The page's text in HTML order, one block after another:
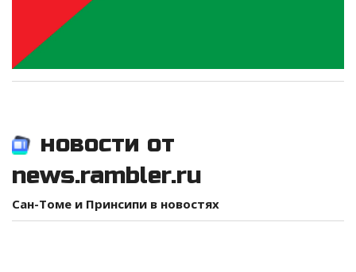
новости от
news.rambler.ru
Сан-Томе и Принсипи в новостях